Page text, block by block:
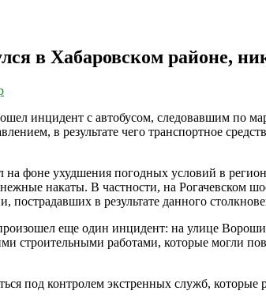
в Хабаровском районе,
инцидент с автобусом, следовавшим по
в результате чего транспортное
фоне ухудшения погодных условий в
накаты. В частности, на Рогачевском
пострадавших в результате данного
еще один инцидент: на улице
строительными работами, которые могли
под контролем экстренных служб,